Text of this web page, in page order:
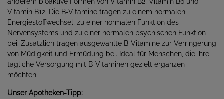
Vitamin B12. Die B-Vitamine tragen zu einem normalen
Energiestoffwechsel, zu einer normalen Funktion des
Nervensystems und zu einer normalen psychischen Funktion
bei. Zusätzlich tragen ausgewählte B-Vitamine zur Verringerung
von Müdigkeit und Ermüdung bei. Ideal für Menschen, die ihre
tägliche Versorgung mit B-Vitaminen gezielt ergänzen
möchten.
Unser Apotheken-Tipp: